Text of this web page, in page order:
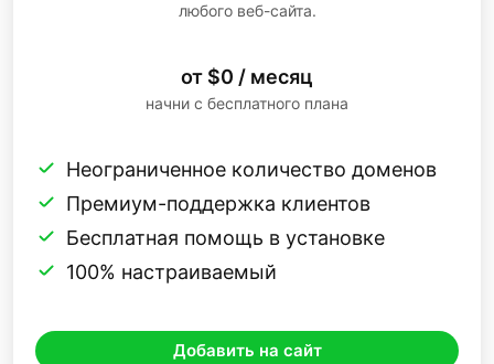
любого веб-сайта.
от $0 / месяц
начни с бесплатного плана
Неограниченное количество доменов
Премиум-поддержка клиентов
Бесплатная помощь в установке
100% настраиваемый
Добавить на сайт